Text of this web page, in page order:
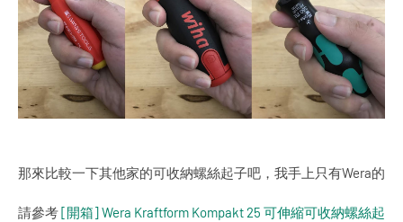
那來比較一下其他家的可收納螺絲起子吧，我手上只有Wera的
請參考 [開箱] Wera Kraftform Kompakt 25 可伸縮可收納螺絲起